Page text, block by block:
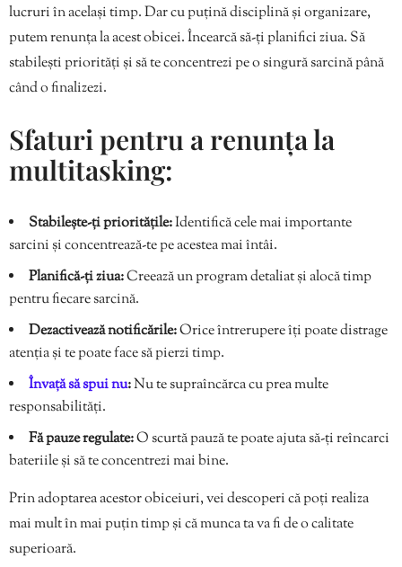
lucruri în același timp. Dar cu puțină disciplină și organizare,
putem renunța la acest obicei. Încearcă să-ți planifici ziua. Să
stabilești priorități și să te concentrezi pe o singură sarcină până
când o finalizezi.
Sfaturi pentru a renunța la
multitasking:
Stabilește-ți prioritățile:Identifică cele mai importante
sarcini și concentrează-te pe acestea mai întâi.
Planifică-ți ziua:Creează un program detaliat și alocă timp
pentru fiecare sarcină.
Dezactivează notificările:Orice întrerupere îți poate distrage
atenția și te poate face să pierzi timp.
Învață să spui nu:Nu te supraîncărca cu prea multe
responsabilități.
Fă pauze regulate:O scurtă pauză te poate ajuta să-ți reîncarci
bateriile și să te concentrezi mai bine.
Prin adoptarea acestor obiceiuri, vei descoperi că poți realiza
mai mult în mai puțin timp și că munca ta va fi de o calitate
superioară.